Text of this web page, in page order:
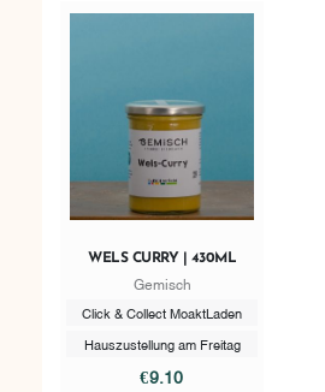
WELS CURRY | 430ML
Gemisch
Click & Collect MoaktLaden
Hauszustellung am Freitag
€9.10